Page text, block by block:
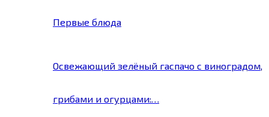
Первые блюда
Освежающий зелёный гаспачо с виноградом,
грибами и огурцами:…